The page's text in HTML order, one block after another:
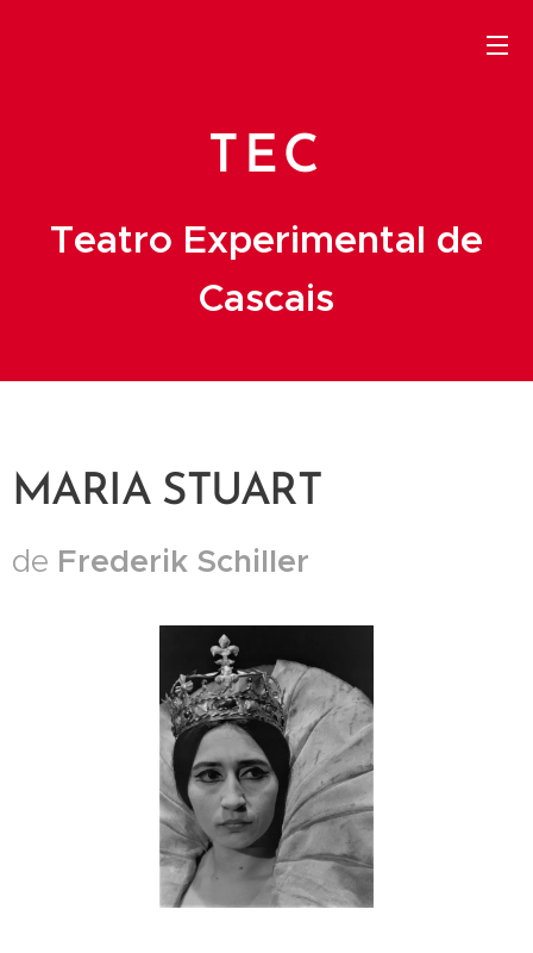
TEC
Teatro Experimental de
Cascais
MARIA STUART
de Frederik Schiller